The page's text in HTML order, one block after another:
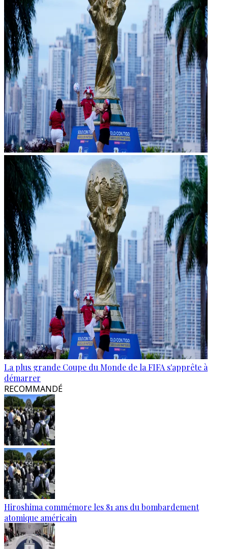
La plus grande Coupe du Monde de la FIFA s'apprête à
démarrer
RECOMMANDÉ
Hiroshima commémore les 81 ans du bombardement
atomique américain